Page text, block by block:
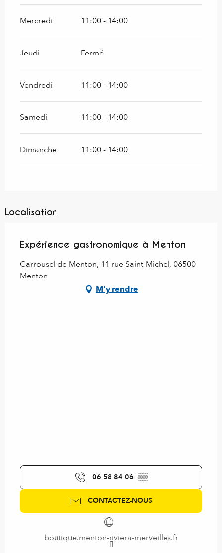
Mercredi 11:00 - 14:00
Jeudi Fermé
Vendredi 11:00 - 14:00
Samedi 11:00 - 14:00
Dimanche 11:00 - 14:00
Localisation
Expérience gastronomique à Menton
Carrousel de Menton, 11 rue Saint-Michel, 06500
Menton
M'y rendre
06 58 84 06 ▒▒
CONTACTEZ-NOUS
boutique.menton-riviera-merveilles.fr